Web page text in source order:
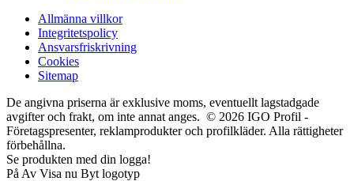
Allmänna villkor
Integritetspolicy
Ansvarsfriskrivning
Cookies
Sitemap
De angivna priserna är exklusive moms, eventuellt lagstadgade
avgifter och frakt, om inte annat anges. © 2026 IGO Profil -
Företagspresenter, reklamprodukter och profilkläder. Alla rättigheter
förbehållna.
Se produkten med din logga!
På Av Visa nu Byt logotyp